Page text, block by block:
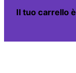
Il tuo carrello